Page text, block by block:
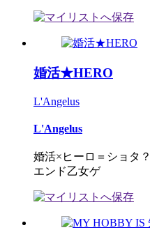
婚活★HERO
L'Angelus
L'Angelus
婚活×ヒーロ＝ショタ
エンド乙女ゲ